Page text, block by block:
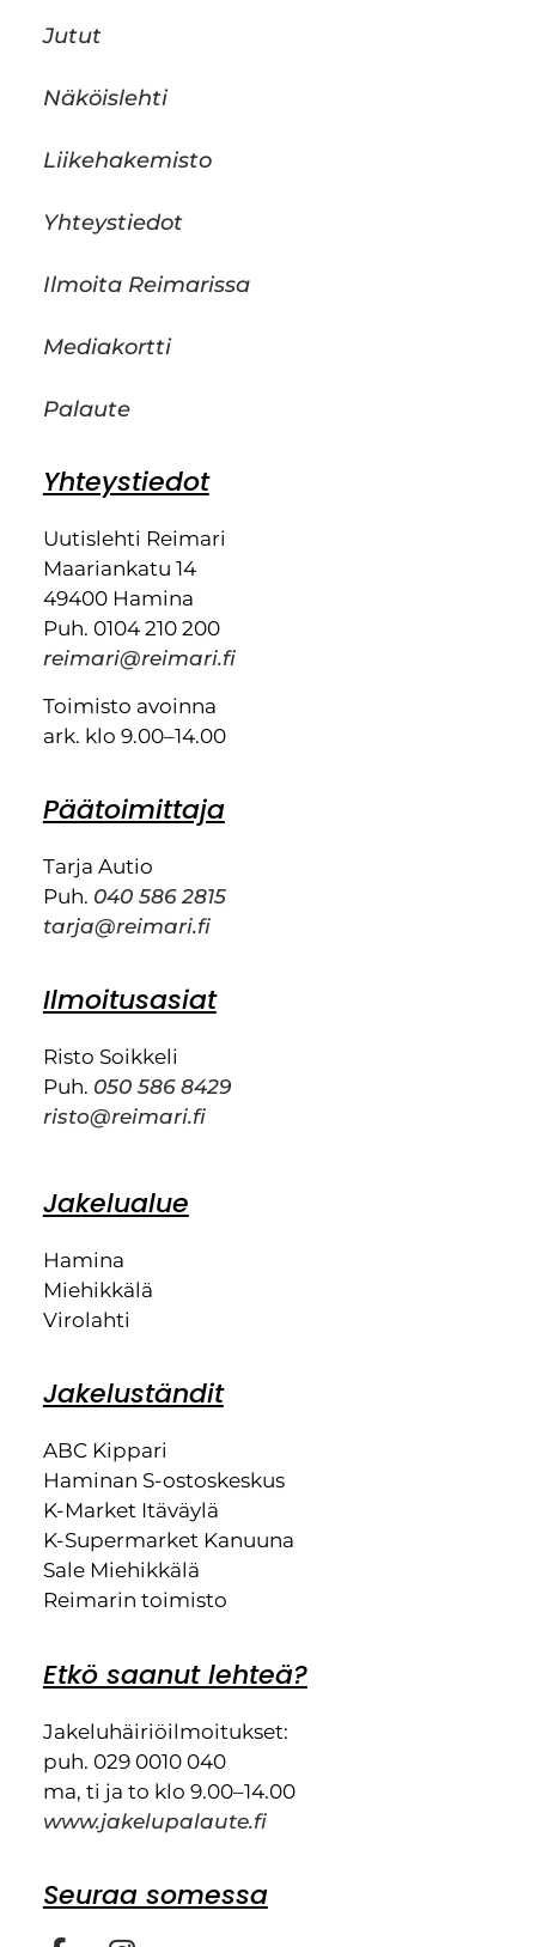
Jutut
Näköislehti
Liikehakemisto
Yhteystiedot
Ilmoita Reimarissa
Mediakortti
Palaute
Yhteystiedot
Uutislehti Reimari
Maariankatu 14
49400 Hamina
Puh. 0104 210 200
reimari@reimari.fi
Toimisto avoinna
ark. klo 9.00–14.00
Päätoimittaja
Tarja Autio
Puh. 040 586 2815
tarja@reimari.fi
Ilmoitusasiat
Risto Soikkeli
Puh. 050 586 8429
risto@reimari.fi
Jakelualue
Hamina
Miehikkälä
Virolahti
Jakeluständit
ABC Kippari
Haminan S-ostoskeskus
K-Market Itäväylä
K-Supermarket Kanuuna
Sale Miehikkälä
Reimarin toimisto
Etkö saanut lehteä?
Jakeluhäiriöilmoitukset:
puh. 029 0010 040
ma, ti ja to klo 9.00–14.00
www.jakelupalaute.fi
Seuraa somessa